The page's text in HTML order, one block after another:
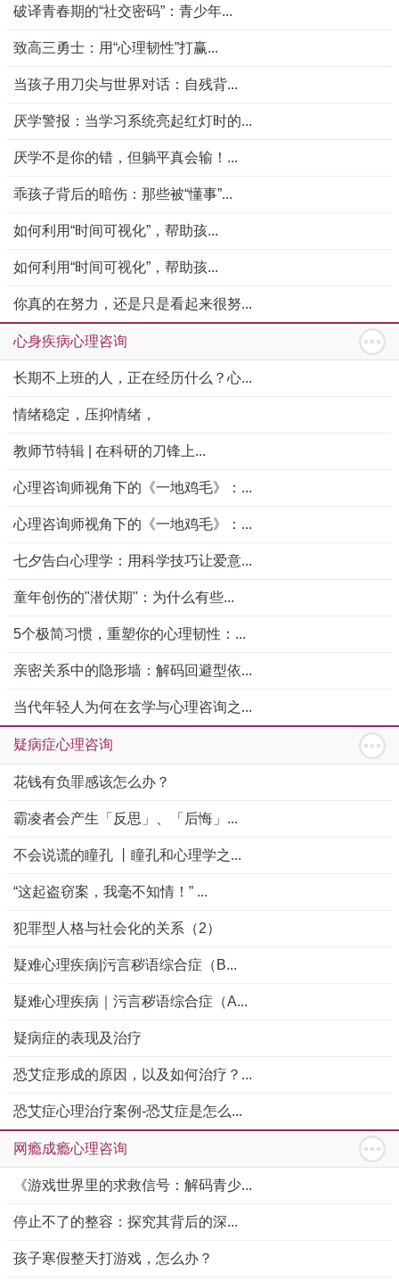
破译青春期的“社交密码”：青少年...
致高三勇士：用“心理韧性”打赢...
当孩子用刀尖与世界对话：自残背...
厌学警报：当学习系统亮起红灯时的...
厌学不是你的错，但躺平真会输！...
乖孩子背后的暗伤：那些被“懂事”...
如何利用“时间可视化”，帮助孩...
如何利用“时间可视化”，帮助孩...
你真的在努力，还是只是看起来很努...
心身疾病心理咨询
长期不上班的人，正在经历什么？心...
情绪稳定，压抑情绪，
教师节特辑 | 在科研的刀锋上...
心理咨询师视角下的《一地鸡毛》：...
心理咨询师视角下的《一地鸡毛》：...
七夕告白心理学：用科学技巧让爱意...
童年创伤的"潜伏期"：为什么有些...
5个极简习惯，重塑你的心理韧性：...
亲密关系中的隐形墙：解码回避型依...
当代年轻人为何在玄学与心理咨询之...
疑病症心理咨询
花钱有负罪感该怎么办？
霸凌者会产生「反思」、「后悔」...
不会说谎的瞳孔 丨瞳孔和心理学之...
“这起盗窃案，我毫不知情！” ...
犯罪型人格与社会化的关系（2）
疑难心理疾病|污言秽语综合症（B...
疑难心理疾病｜污言秽语综合症（A...
疑病症的表现及治疗
恐艾症形成的原因，以及如何治疗？...
恐艾症心理治疗案例-恐艾症是怎么...
网瘾成瘾心理咨询
《游戏世界里的求救信号：解码青少...
停止不了的整容：探究其背后的深...
孩子寒假整天打游戏，怎么办？